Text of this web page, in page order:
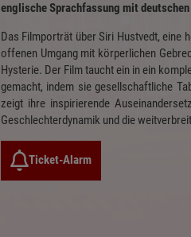
englische Sprachfassung mit
Das Filmporträt über Siri Hustvedt, eine
offenen Umgang mit körperlichen
Hysterie. Der Film taucht ein in ein
gemacht, indem sie gesellschaftliche
zeigt ihre inspirierende
Geschlechterdynamik und die
Ticket-Alarm